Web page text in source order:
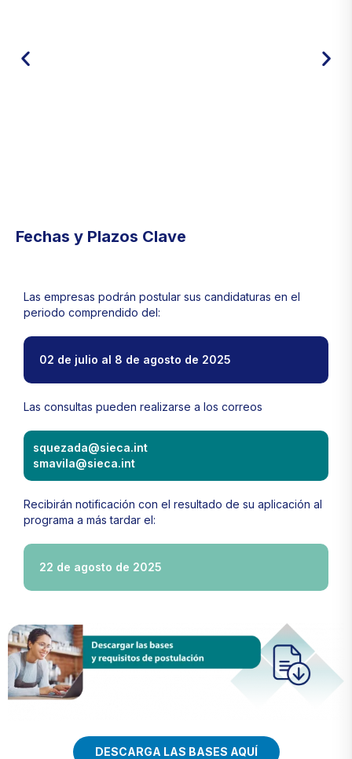
Fechas y Plazos Clave
Las empresas podrán postular sus candidaturas en el
periodo comprendido del:
02 de julio al 8 de agosto de 2025
Las consultas pueden realizarse a los correos
squezada@sieca.int
smavila@sieca.int
Recibirán notificación con el resultado de su aplicación al
programa a más tardar el:
22 de agosto de 2025
DESCARGA LAS BASES AQUÍ